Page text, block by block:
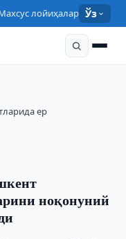
лойиҳалар Ўз
ер
ноқонуний